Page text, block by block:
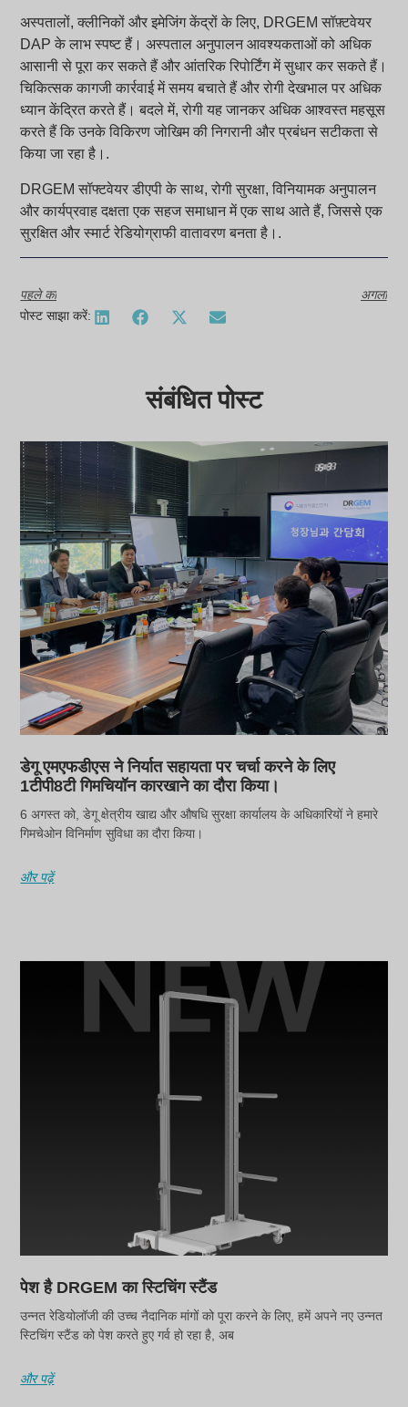
अस्पतालों, क्लीनिकों और इमेजिंग केंद्रों के लिए, DRGEM सॉफ़्टवेयर
DAP के लाभ स्पष्ट हैं। अस्पताल अनुपालन आवश्यकताओं को अधिक
आसानी से पूरा कर सकते हैं और आंतरिक रिपोर्टिंग में सुधार कर सकते हैं।
चिकित्सक कागजी कार्रवाई में समय बचाते हैं और रोगी देखभाल पर अधिक
ध्यान केंद्रित करते हैं। बदले में, रोगी यह जानकर अधिक आश्वस्त महसूस
करते हैं कि उनके विकिरण जोखिम की निगरानी और प्रबंधन सटीकता से
किया जा रहा है।.
DRGEM सॉफ्टवेयर डीएपी के साथ, रोगी सुरक्षा, विनियामक अनुपालन
और कार्यप्रवाह दक्षता एक सहज समाधान में एक साथ आते हैं, जिससे एक
सुरक्षित और स्मार्ट रेडियोग्राफी वातावरण बनता है।.
पहले का
अगला
पोस्ट साझा करें:
संबंधित पोस्ट
डेगू एमएफडीएस ने निर्यात सहायता पर चर्चा करने के लिए
1टीपी8टी गिमचियॉन कारखाने का दौरा किया।
6 अगस्त को, डेगू क्षेत्रीय खाद्य और औषधि सुरक्षा कार्यालय के अधिकारियों ने हमारे
गिमचेओन विनिर्माण सुविधा का दौरा किया।
और पढ़ें
पेश है DRGEM का स्टिचिंग स्टैंड
उन्नत रेडियोलॉजी की उच्च नैदानिक मांगों को पूरा करने के लिए, हमें अपने नए उन्नत
स्टिचिंग स्टैंड को पेश करते हुए गर्व हो रहा है, अब
और पढ़ें